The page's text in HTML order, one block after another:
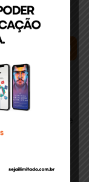
SEARCH
de
e
de